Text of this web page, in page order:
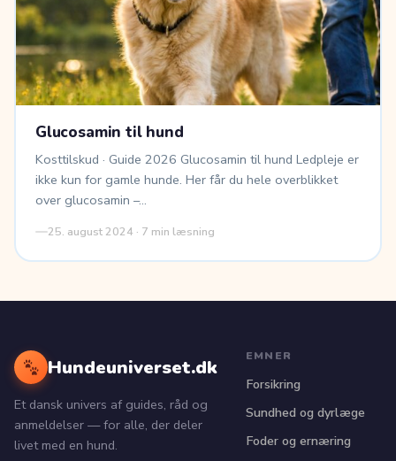
Glucosamin til hund
Kosttilskud · Guide 2026 Glucosamin til hund Ledpleje er
ikke kun for gamle hunde. Her får du hele overblikket
over glucosamin –…
25. august 2024 · 7 min læsning
Hundeuniverset.dk
Et dansk univers af guides, råd og
anmeldelser — for alle, der deler
livet med en hund.
EMNER
Forsikring
Sundhed og dyrlæge
Foder og ernæring